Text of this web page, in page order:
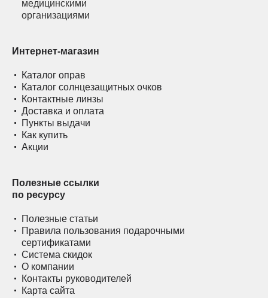
Интернет-магазин
Каталог оправ
Каталог солнцезащитных очков
Контактные линзы
Доставка и оплата
Пункты выдачи
Как купить
Акции
Полезные ссылки
по ресурсу
Полезные статьи
Правила пользования подарочными
сертификатами
Система скидок
О компании
Контакты руководителей
Карта сайта